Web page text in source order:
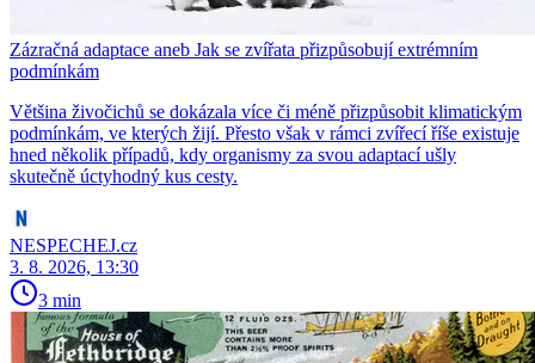
Zázračná adaptace aneb Jak se zvířata přizpůsobují extrémním
podmínkám
Většina živočichů se dokázala více či méně přizpůsobit klimatickým
podmínkám, ve kterých žijí. Přesto však v rámci zvířecí říše existuje
hned několik případů, kdy organismy za svou adaptací ušly
skutečně úctyhodný kus cesty.
NESPECHEJ.cz
3. 8. 2026, 13:30
3 min